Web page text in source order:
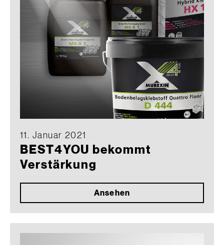
11. Januar 2021
BEST4YOU bekommt
Verstärkung
Ansehen